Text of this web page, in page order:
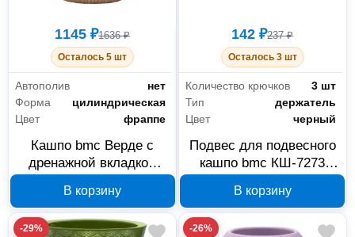
1145 ₽1636 ₽
Осталось 5 шт
Автополив
нет
Форма
цилиндрическая
Цвет
фраппе
Кашпо bmc Верде с
дренажной вкладкой
В корзину
142 ₽237 ₽
Осталось 3 шт
Количество крючков
3 шт
Тип
держатель
Цвет
черный
Подвес для подвесного
кашпо bmc КШ-7273
В корзину
-29% -26%